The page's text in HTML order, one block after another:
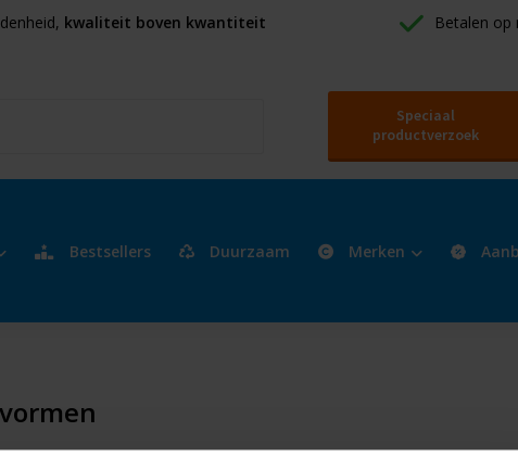
kwaliteit boven kwantiteit Betalen op
Speciaal
productverzoek
Bestsellers Duurzaam Merken